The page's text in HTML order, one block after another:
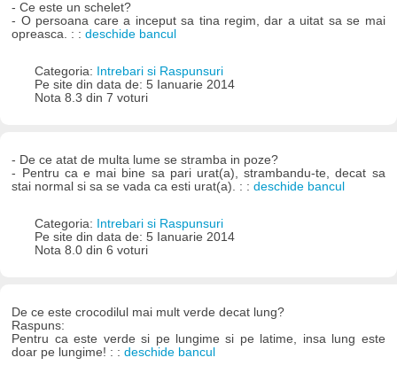
- Ce este un schelet?
- O persoana care a inceput sa tina regim, dar a uitat sa se mai
opreasca. : :deschide bancul
Categoria:
Intrebari si Raspunsuri
Pe site din data de: 5 Ianuarie 2014
Nota 8.3 din 7 voturi
- De ce atat de multa lume se stramba in poze?
- Pentru ca e mai bine sa pari urat(a), strambandu-te, decat sa
stai normal si sa se vada ca esti urat(a). : :deschide bancul
Categoria:
Intrebari si Raspunsuri
Pe site din data de: 5 Ianuarie 2014
Nota 8.0 din 6 voturi
De ce este crocodilul mai mult verde decat lung?
Raspuns:
Pentru ca este verde si pe lungime si pe latime, insa lung este
doar pe lungime! : :deschide bancul